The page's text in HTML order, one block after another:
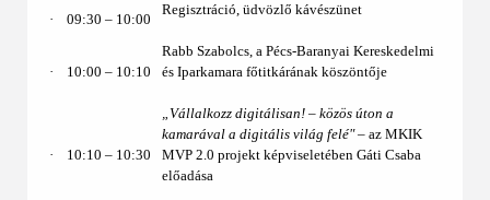
· 09:30 ‒ 10:00
Regisztráció, üdvözlő kávészünet
· 10:00 ‒ 10:10
Rabb Szabolcs, a Pécs-Baranyai Kereskedelmi
és Iparkamara főtitkárának köszöntője
· 10:10 ‒ 10:30
„Vállalkozz digitálisan! – közös úton a
kamarával a digitális világ felé"– az MKIK
MVP 2.0 projekt képviseletében Gáti Csaba
előadása